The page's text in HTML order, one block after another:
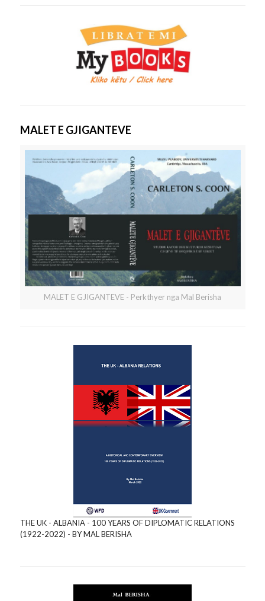
MALET E GJIGANTEVE
MALET E GJIGANTEVE - Perkthyer nga Mal Berisha
THE UK - ALBANIA - 100 YEARS OF DIPLOMATIC RELATIONS
(1922-2022) - BY MAL BERISHA